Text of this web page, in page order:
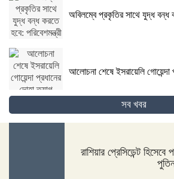
অবিলম্বে প্রকৃতির সাথে যুদ্ধ বন্ধ
আলোচনা শেষে ইসরায়েলি গোয়েন্দা
গোপালগঞ্জের কোটালীপাড়ায় ৮
সব খবর
রাশিয়ার প্রেসিডেন্ট